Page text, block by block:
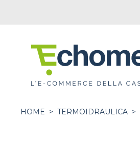
HOME > TERMOIDRAULICA >